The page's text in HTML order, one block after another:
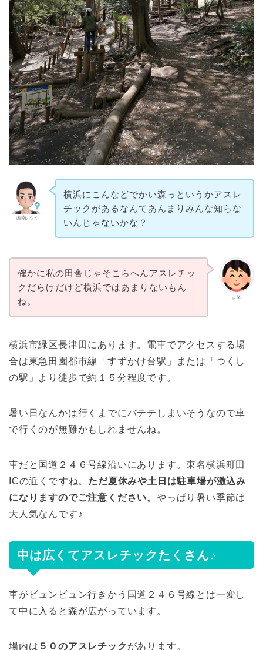
湘南パパ
横浜にこんなどでかい森っというかアスレ
チックがあるなんてあんまりみんな知らな
いんじゃないかな？
よめ
確かに私の田舎じゃそこらへんアスレチッ
クだらけだけど横浜ではあまりないもん
ね。
横浜市緑区長津田にあります。電車でアクセスする場
合は東急田園都市線「すずかけ台駅」または「つくし
の駅」より徒歩で約１５分程度です。
暑い日なんかは行くまでにバテテしまいそうなので車
で行くのが無難かもしれませんね。
車だと国道２４６号線沿いにあります。東名横浜町田
ICの近くですね。 ただ夏休みや土日は駐車場が激込み
になりますのでご注意ください。 やっぱり暑い季節は
大人気なんです♪
中は広くてアスレチックたくさん♪
車がビュンビュン行きかう国道２４６号線とは一変し
て中に入ると森が広がっています。
場内は ５０のアスレチック があります。